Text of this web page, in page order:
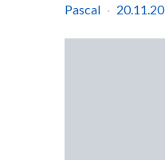
Pascal
20.11.20